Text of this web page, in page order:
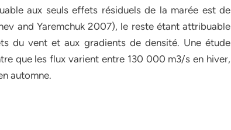
aux seuls effets résiduels de la marée est de
and Yaremchuk 2007), le reste étant attribuable
du vent et aux gradients de densité. Une étude
que les flux varient entre 130 000 m3/s en hiver,
automne.